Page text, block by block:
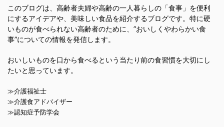
このブログは、高齢者夫婦や高齢の一人暮らしの「食事」を便利
にするアイデアや、美味しい食品を紹介するブログです。特に硬
いものが食べられない高齢者のために、”おいしくやわらかい食
事”についての情報を発信します。
おいしいものを口から食べるという当たり前の食習慣を大切にし
たいと思っています。
≫介護福祉士
≫介護食アドバイザー
≫認知症予防学会